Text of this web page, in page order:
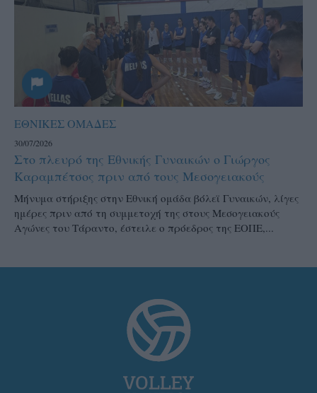
ΕΘΝΙΚΕΣ ΟΜΑΔΕΣ
30/07/2026
Στο πλευρό της Εθνικής Γυναικών ο Γιώργος
Καραμπέτσος πριν από τους Μεσογειακούς
Μήνυμα στήριξης στην Εθνική ομάδα βόλεϊ Γυναικών, λίγες
ημέρες πριν από τη συμμετοχή της στους Μεσογειακούς
Αγώνες του Τάραντο, έστειλε ο πρόεδρος της ΕΟΠΕ,...